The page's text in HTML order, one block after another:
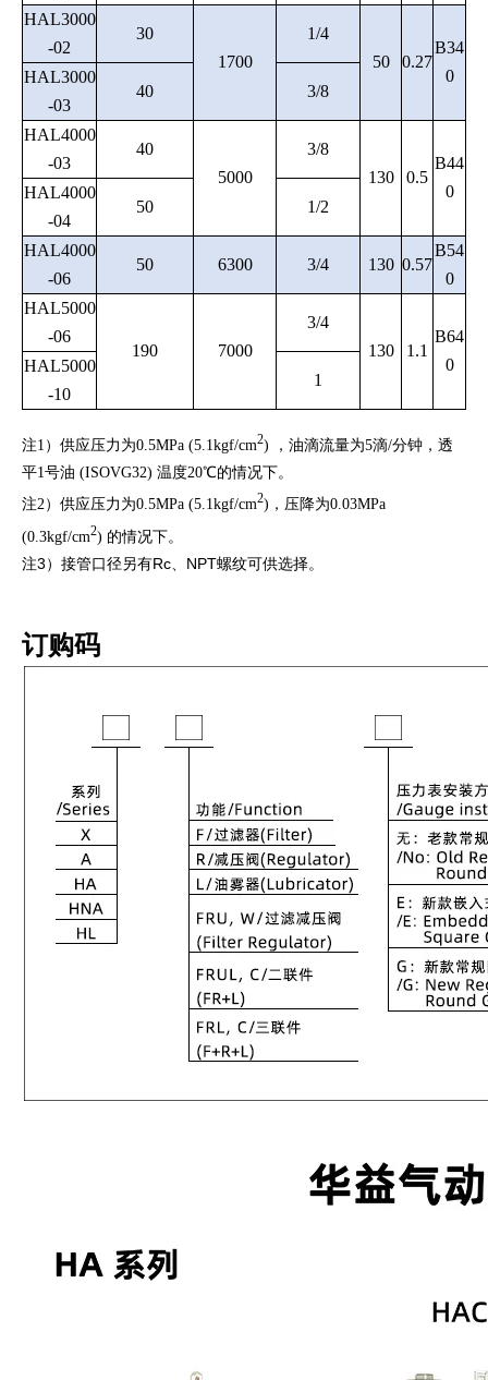
HAL3000
-02
30
1700
1/4
50
0.27
B34
0
HAL3000
-03
40 3/8
HAL4000
-03
40
5000
3/8
130
0.5
B44
0
HAL4000
-04
50 1/2
HAL4000
-06
50 6300 3/4 130 0.57
B54
0
HAL5000
-06
190 7000
3/4
130
1.1
B64
0
HAL5000
-10
1
注1）供应压力为0.5MPa (5.1kgf/cm2) ，油滴流量为5滴/分钟，透
平1号油 (ISOVG32) 温度20℃的情况下。
注2）供应压力为0.5MPa (5.1kgf/cm2)，压降为0.03MPa
(0.3kgf/cm2) 的情况下。
注3）接管口径另有Rc、NPT螺纹可供选择。
订购码